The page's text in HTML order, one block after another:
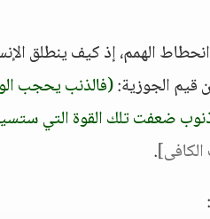
الهمم، إذ كيف ينطلق
قيم الجوزية:(فالذنب يحجب
ضعفت تلك القوة التي
.